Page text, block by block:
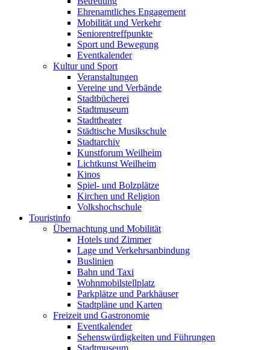
Ehrenamtliches Engagement
Mobilität und Verkehr
Seniorentreffpunkte
Sport und Bewegung
Eventkalender
Kultur und Sport
Veranstaltungen
Vereine und Verbände
Stadtbücherei
Stadtmuseum
Stadttheater
Städtische Musikschule
Stadtarchiv
Kunstforum Weilheim
Lichtkunst Weilheim
Kinos
Spiel- und Bolzplätze
Kirchen und Religion
Volkshochschule
Touristinfo
Übernachtung und Mobilität
Hotels und Zimmer
Lage und Verkehrsanbindung
Buslinien
Bahn und Taxi
Wohnmobilstellplatz
Parkplätze und Parkhäuser
Stadtpläne und Karten
Freizeit und Gastronomie
Eventkalender
Sehenswürdigkeiten und Führungen
Stadtmuseum